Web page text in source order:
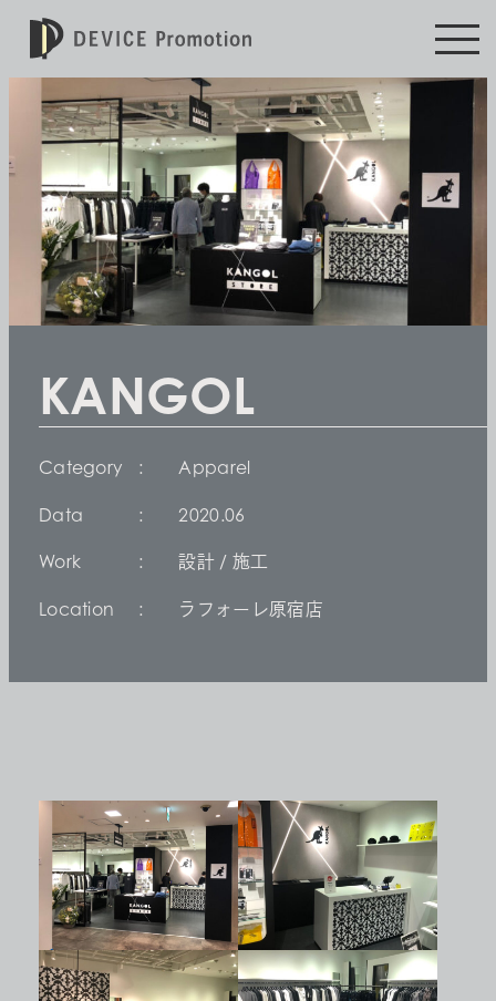
KANGOL
Category Apparel
Data 2020.06
Work 設計 / 施工
Location ラフォーレ原宿店